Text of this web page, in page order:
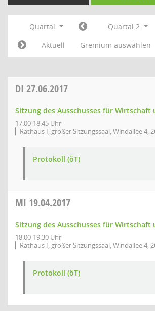
Quartal Quartal 2
Aktuell
Gremium auswählen
DI 27.06.2017
Sitzung des Ausschusses für Wirtschaft
17:00-18:45 Uhr
Rathaus I, großer Sitzungssaal, Windallee 4,
Protokoll (öT)
MI 19.04.2017
Sitzung des Ausschusses für Wirtschaft
18:00-19:30 Uhr
Rathaus I, großer Sitzungssaal, Windallee 4,
Protokoll (öT)